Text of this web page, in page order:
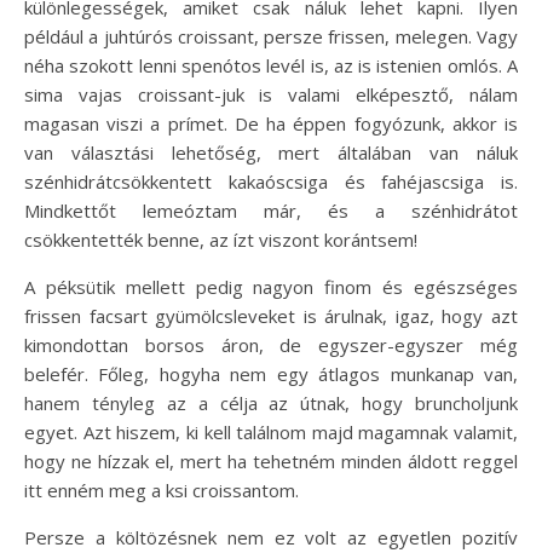
különlegességek, amiket csak náluk lehet kapni. Ilyen
például a juhtúrós croissant, persze frissen, melegen. Vagy
néha szokott lenni spenótos levél is, az is istenien omlós. A
sima vajas croissant-juk is valami elképesztő, nálam
magasan viszi a prímet. De ha éppen fogyózunk, akkor is
van választási lehetőség, mert általában van náluk
szénhidrátcsökkentett kakaóscsiga és fahéjascsiga is.
Mindkettőt lemeóztam már, és a szénhidrátot
csökkentették benne, az ízt viszont korántsem!
A péksütik mellett pedig nagyon finom és egészséges
frissen facsart gyümölcsleveket is árulnak, igaz, hogy azt
kimondottan borsos áron, de egyszer-egyszer még
belefér. Főleg, hogyha nem egy átlagos munkanap van,
hanem tényleg az a célja az útnak, hogy bruncholjunk
egyet. Azt hiszem, ki kell találnom majd magamnak valamit,
hogy ne hízzak el, mert ha tehetném minden áldott reggel
itt enném meg a ksi croissantom.
Persze a költözésnek nem ez volt az egyetlen pozitív